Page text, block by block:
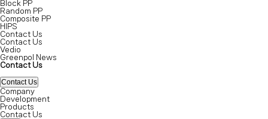
Block PP
Random PP
Composite PP
HIPS
Contact Us
Contact Us
Vedio
Greenpol News
Contact Us
Contact Us
Company
Development
Products
Contact Us